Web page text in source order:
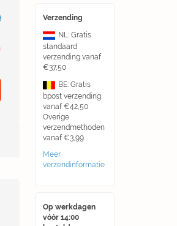
Verzending
NL: Gratis
standaard
verzending vanaf
€37,50
BE: Gratis
bpost verzending
vanaf €42,50
Overige
verzendmethoden
vanaf €3,99.
Meer
verzendinformatie
Op werkdagen
vóór 14:00